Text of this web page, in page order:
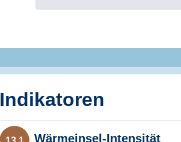
Indikatoren
Wärmeinsel-Intensität